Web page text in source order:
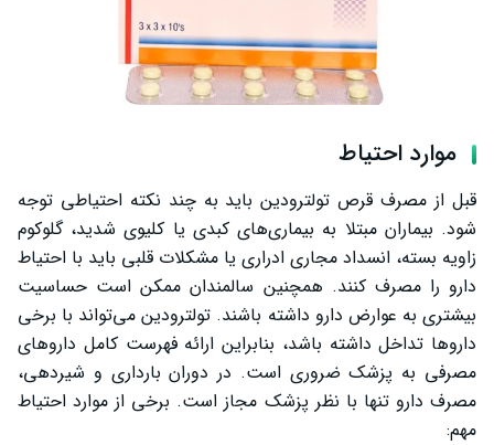
موارد احتیاط
قبل از مصرف قرص تولترودین باید به چند نکته احتیاطی توجه
شود. بیماران مبتلا به بیماری‌های کبدی یا کلیوی شدید، گلوکوم
زاویه بسته، انسداد مجاری ادراری یا مشکلات قلبی باید با احتیاط
دارو را مصرف کنند. همچنین سالمندان ممکن است حساسیت
بیشتری به عوارض دارو داشته باشند. تولترودین می‌تواند با برخی
داروها تداخل داشته باشد، بنابراین ارائه فهرست کامل داروهای
مصرفی به پزشک ضروری است. در دوران بارداری و شیردهی،
مصرف دارو تنها با نظر پزشک مجاز است. برخی از موارد احتیاط
مهم: